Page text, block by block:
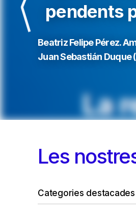
pendents
Beatriz Felipe Pérez.
Juan Sebastián Duque
Les
Categories destacades